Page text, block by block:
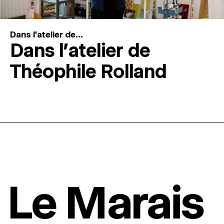
Dans l'atelier de...
Dans l’atelier de
Théophile Rolland
Le Marais